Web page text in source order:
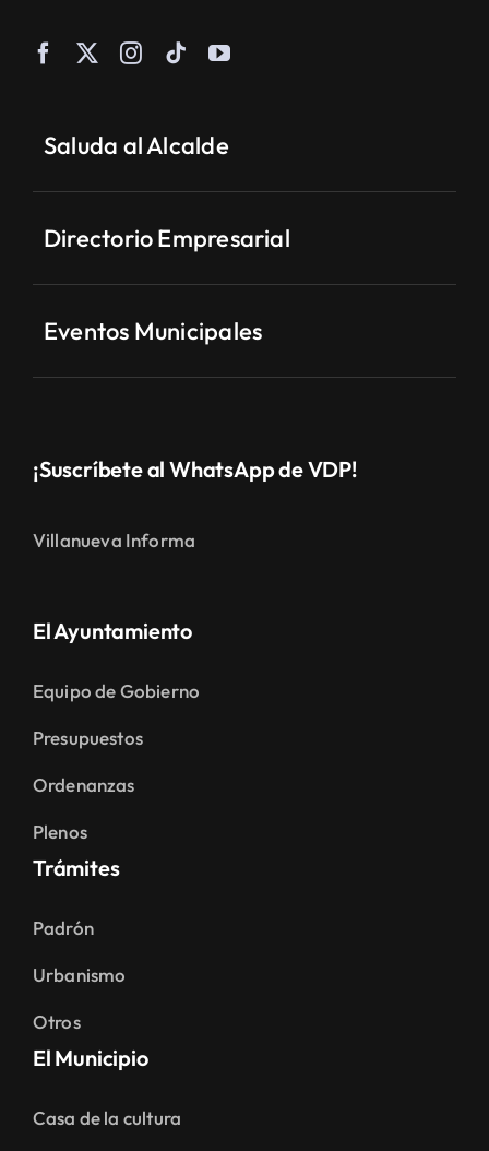
Saluda al Alcalde
Directorio Empresarial
Eventos Municipales
¡Suscríbete al WhatsApp de VDP!
Villanueva Informa
El Ayuntamiento
Equipo de Gobierno
Presupuestos
Ordenanzas
Plenos
Trámites
Padrón
Urbanismo
Otros
El Municipio
Casa de la cultura